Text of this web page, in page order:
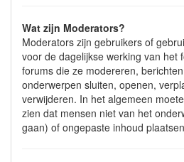
Wat zijn Moderators?
Moderators zijn gebruikers of
voor de dagelijkse werking van het
forums die ze modereren,
onderwerpen sluiten, openen,
verwijderen. In het algemeen
zien dat mensen niet van het
gaan) of ongepaste inhoud